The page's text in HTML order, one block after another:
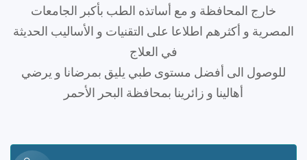
خارج المحافظة و مع أساتذه الطب بأكبر الجامعات
المصرية و أكثرهم اطلاعا على التقنيات و الأساليب الحديثة
في العلاج
للوصول الى أفضل مستوى طبي يليق بمرضانا و يرضي
أهالينا و زائرينا بمحافظة البحر الأحمر